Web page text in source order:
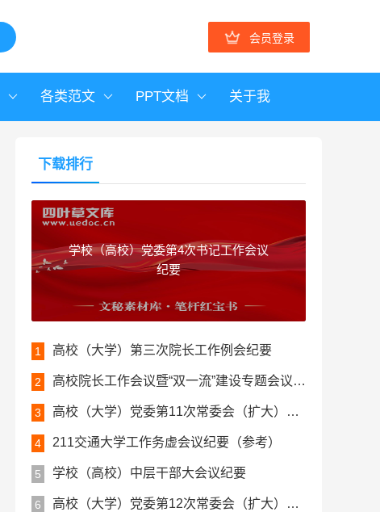
会员登录
各类范文 PPT文档 关于我
下载排行
学校（高校）党委第4次书记工作会议
纪要
1 高校（大学）第三次院长工作例会纪要
2 高校院长工作会议暨“双一流”建设专题会议纪要
3 高校（大学）党委第11次常委会（扩大）会议纪要
4 211交通大学工作务虚会议纪要（参考）
5 学校（高校）中层干部大会议纪要
6 高校（大学）党委第12次常委会（扩大）会议纪要